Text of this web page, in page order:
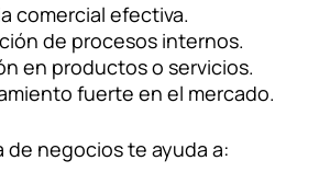
comercial efectiva.
de procesos internos.
en productos o servicios.
fuerte en el mercado.
de negocios te ayuda a: